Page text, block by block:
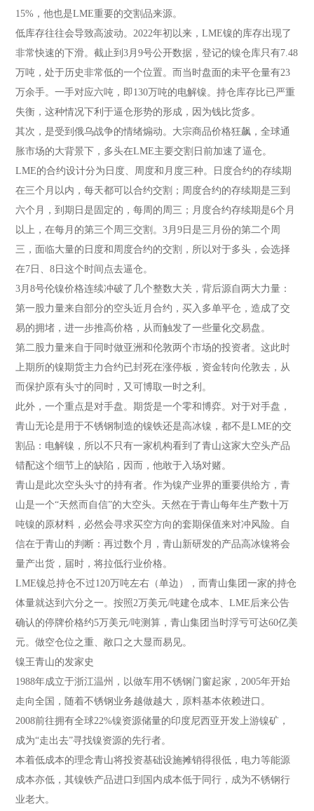
15%，他也是LME重要的交割品来源。
低库存往往会导致高波动。2022年初以来，LME镍的库存出现了
非常快速的下滑。截止到3月9号公开数据，登记的镍仓库只有7.48
万吨，处于历史非常低的一个位置。而当时盘面的未平仓量有23
万余手。一手对应六吨，即130万吨的电解镍。持仓库存比已严重
失衡，这种情况下利于逼仓形势的形成，因为钱比货多。
其次，是受到俄乌战争的情绪煽动。大宗商品价格狂飙，全球通
胀市场的大背景下，多头在LME主要交割日前加速了逼仓。
LME的合约设计分为日度、周度和月度三种。日度合约的存续期
在三个月以内，每天都可以合约交割；周度合约的存续期是三到
六个月，到期日是固定的，每周的周三；月度合约存续期是6个月
以上，在每月的第三个周三交割。3月9日是三月份的第二个周
三，面临大量的日度和周度合约的交割，所以对于多头，会选择
在7日、8日这个时间点去逼仓。
3月8号伦镍价格连续冲破了几个整数大关，背后源自两大力量：
第一股力量来自部分的空头近月合约，买入多单平仓，造成了交
易的拥堵，进一步推高价格，从而触发了一些量化交易盘。
第二股力量来自于同时做亚洲和伦敦两个市场的投资者。这此时
上期所的镍期货主力合约已封死在涨停板，资金转向伦敦去，从
而保护原有头寸的同时，又可博取一时之利。
此外，一个重点是对手盘。期货是一个零和博弈。对于对手盘，
青山无论是用于不锈钢制造的镍铁还是高冰镍，都不是LME的交
割品：电解镍，所以不只有一家机构看到了青山这家大空头产品
错配这个细节上的缺陷，因而，他敢于入场对赌。
青山是此次空头头寸的持有者。作为镍产业界的重要供给方，青
山是一个“天然而自信”的大空头。天然在于青山每年生产数十万
吨镍的原材料，必然会寻求买空方向的套期保值来对冲风险。自
信在于青山的判断：再过数个月，青山新研发的产品高冰镍将会
量产出货，届时，将拉低行业价格。
LME镍总持仓不过120万吨左右（单边），而青山集团一家的持仓
体量就达到六分之一。按照2万美元/吨建仓成本、LME后来公告
确认的停牌价格约5万美元/吨测算，青山集团当时浮亏可达60亿美
元。做空仓位之重、敞口之大显而易见。
镍王青山的发家史
1988年成立于浙江温州，以做车用不锈钢门窗起家，2005年开始
走向全国，随着不锈钢业务越做越大，原料基本依赖进口。
2008前往拥有全球22%镍资源储量的印度尼西亚开发上游镍矿，
成为“走出去”寻找镍资源的先行者。
本着低成本的理念青山将投资基础设施摊销得很低，电力等能源
成本亦低，其镍铁产品进口到国内成本低于同行，成为不锈钢行
业老大。